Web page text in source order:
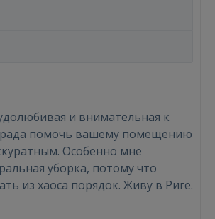
и внимательная к
рада помочь вашему помещению
Особенно мне
уборка, потому что
из хаоса порядок. Живу в Риге.